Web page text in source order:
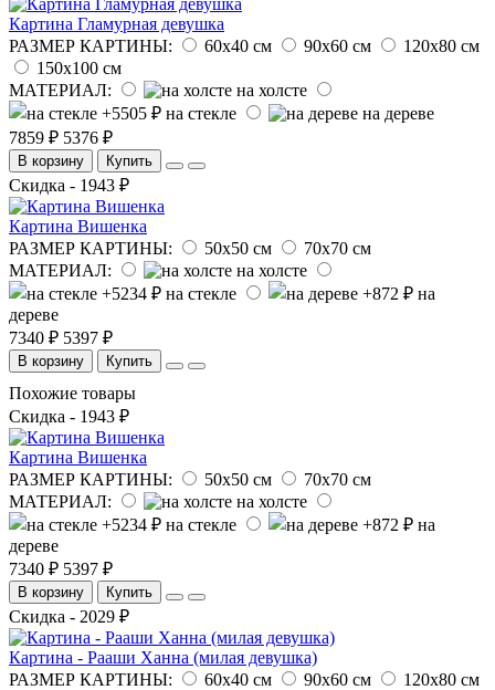
Картина Гламурная девушка
РАЗМЕР КАРТИНЫ:
60х40 см 90х60 см
120х80 см
150х100 см
МАТЕРИАЛ:
на холсте
на стекле
на дереве
7859 ₽ 5376 ₽
В корзину Купить
Скидка - 1943 ₽
Картина Вишенка
РАЗМЕР КАРТИНЫ:
50х50 см
70х70 см
МАТЕРИАЛ:
на холсте
на стекле
на
дереве
7340 ₽ 5397 ₽
В корзину Купить
Похожие товары
Скидка - 1943 ₽
Картина Вишенка
РАЗМЕР КАРТИНЫ:
50х50 см
70х70 см
МАТЕРИАЛ:
на холсте
на стекле
на
дереве
7340 ₽ 5397 ₽
В корзину Купить
Скидка - 2029 ₽
Картина - Рааши Ханна (милая девушка)
РАЗМЕР КАРТИНЫ:
60х40 см 90х60 см
120х80 см